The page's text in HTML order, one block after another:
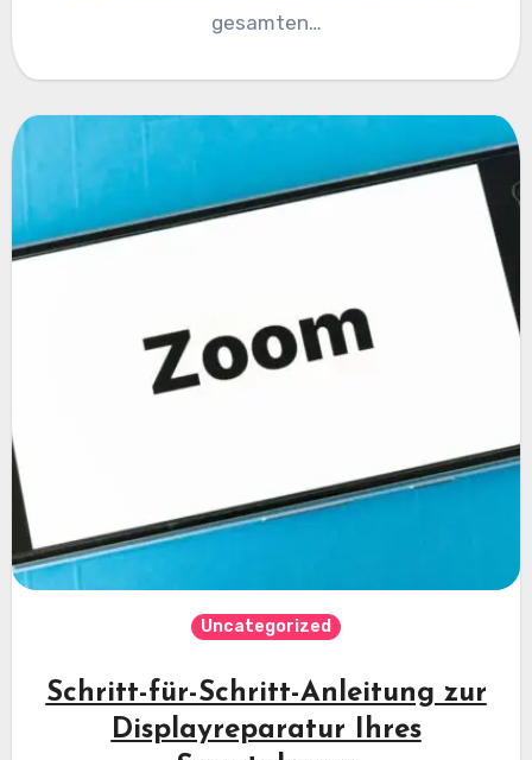
gesamten…
Uncategorized
Schritt-für-Schritt-Anleitung zur
Displayreparatur Ihres